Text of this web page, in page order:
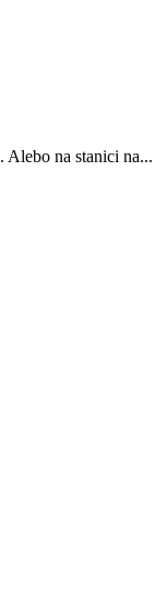
Alebo na stanici na...